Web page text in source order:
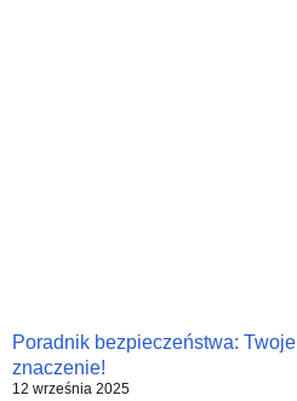
Poradnik bezpieczeństwa:
znaczenie!
12 września 2025